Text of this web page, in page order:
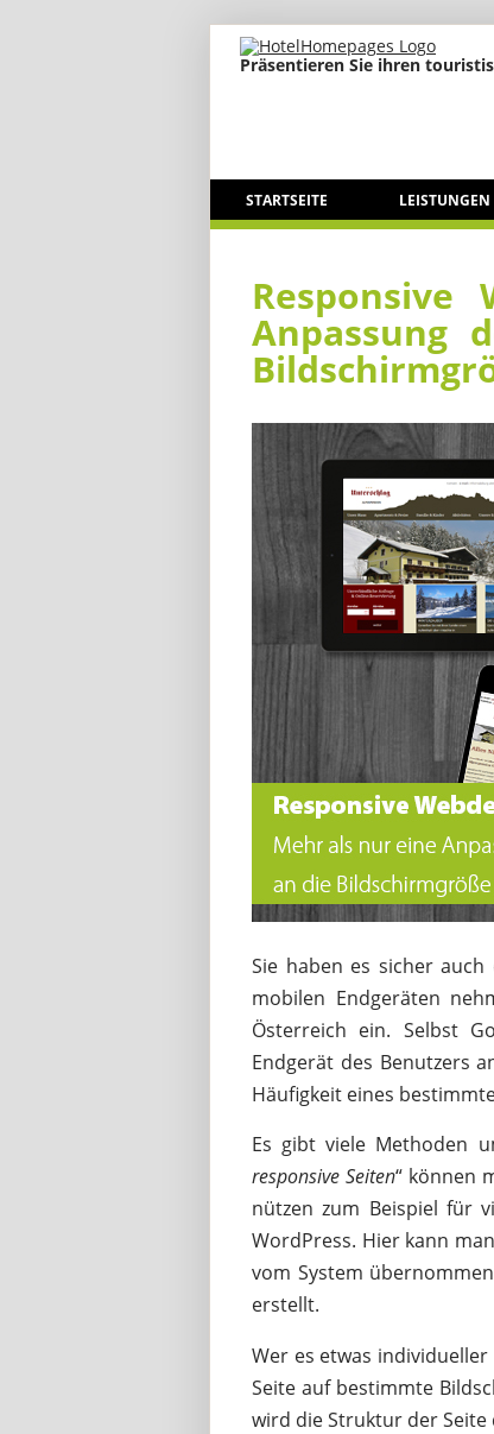
Präsentieren Sie ihren
STARTSEITE LEISTUNGEN
Anpassung
Sie haben es sicher
mobilen Endgeräten
Österreich ein. Selbst
Endgerät des Benutzers
Häufigkeit eines
Es gibt viele Methoden
responsive Seiten“ können
nützen zum Beispiel für
WordPress. Hier kann
vom System
erstellt.
Wer es etwas
Seite auf bestimmte
wird die Struktur der Seite